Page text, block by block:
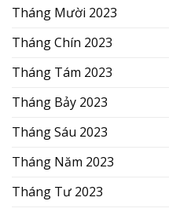
Tháng Mười 2023
Tháng Chín 2023
Tháng Tám 2023
Tháng Bảy 2023
Tháng Sáu 2023
Tháng Năm 2023
Tháng Tư 2023